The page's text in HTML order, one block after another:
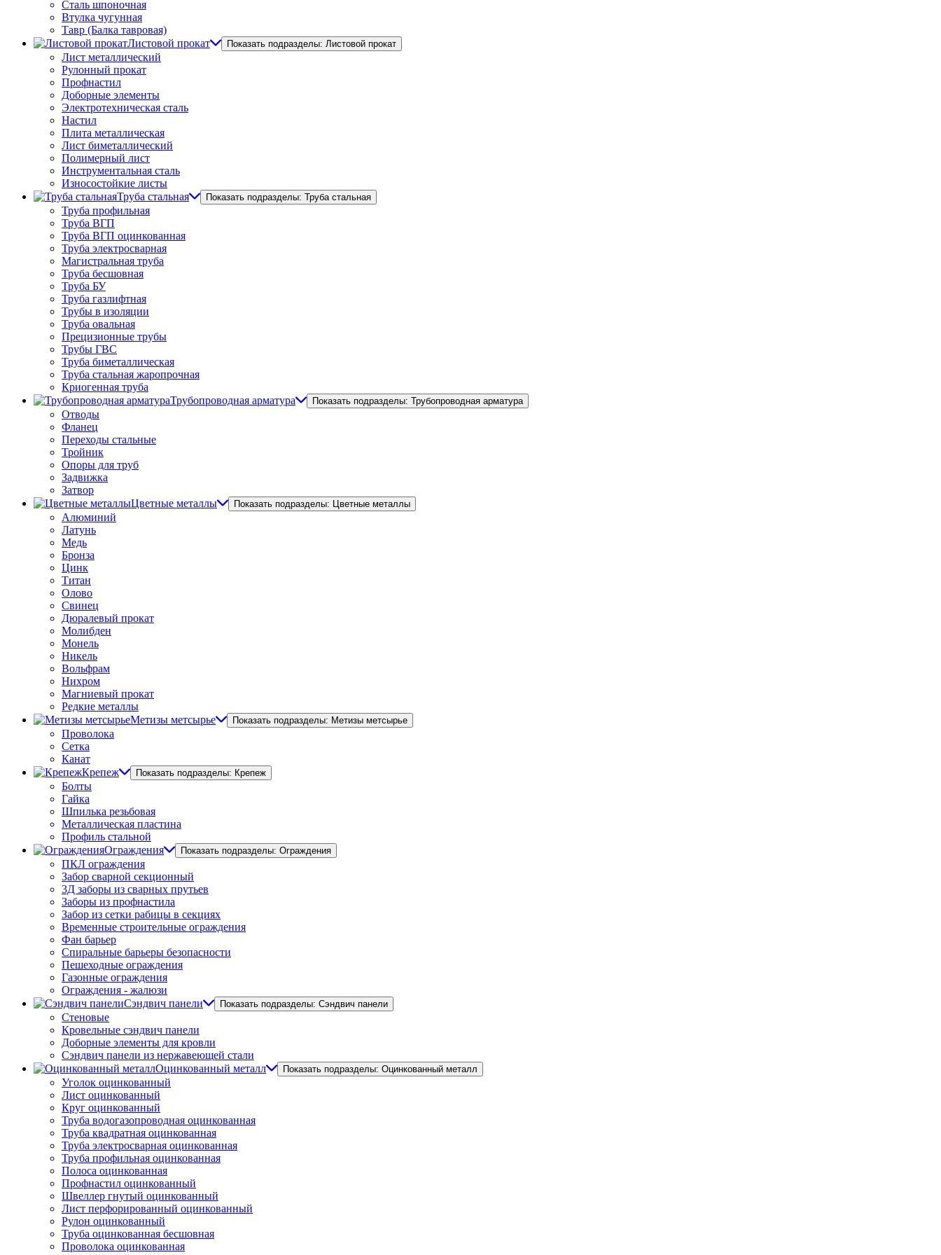
Сталь шпоночная
Втулка чугунная
Тавр (Балка тавровая)
Листовой прокат
Показать подразделы: Листовой прокат
Лист металлический
Рулонный прокат
Профнастил
Доборные элементы
Электротехническая сталь
Настил
Плита металлическая
Лист биметаллический
Полимерный лист
Инструментальная сталь
Износостойкие листы
Труба стальная
Показать подразделы: Труба стальная
Труба профильная
Труба ВГП
Труба ВГП оцинкованная
Труба электросварная
Магистральная труба
Труба бесшовная
Труба БУ
Труба газлифтная
Трубы в изоляции
Труба овальная
Прецизионные трубы
Трубы ГВС
Труба биметаллическая
Труба стальная жаропрочная
Криогенная труба
Трубопроводная арматура
Показать подразделы: Трубопроводная арматура
Отводы
Фланец
Переходы стальные
Тройник
Опоры для труб
Задвижка
Затвор
Цветные металлы
Показать подразделы: Цветные металлы
Алюминий
Латунь
Медь
Бронза
Цинк
Титан
Олово
Свинец
Дюралевый прокат
Молибден
Монель
Никель
Вольфрам
Нихром
Магниевый прокат
Редкие металлы
Метизы метсырье
Показать подразделы: Метизы метсырье
Проволока
Сетка
Канат
Крепеж
Показать подразделы: Крепеж
Болты
Гайка
Шпилька резьбовая
Металлическая пластина
Профиль стальной
Ограждения
Показать подразделы: Ограждения
ПКЛ ограждения
Забор сварной секционный
3Д заборы из сварных прутьев
Заборы из профнастила
Забор из сетки рабицы в секциях
Временные строительные ограждения
Фан барьер
Спиральные барьеры безопасности
Пешеходные ограждения
Газонные ограждения
Ограждения - жалюзи
Сэндвич панели
Показать подразделы: Сэндвич панели
Стеновые
Кровельные сэндвич панели
Доборные элементы для кровли
Сэндвич панели из нержавеющей стали
Оцинкованный металл
Показать подразделы: Оцинкованный металл
Уголок оцинкованный
Лист оцинкованный
Круг оцинкованный
Труба водогазопроводная оцинкованная
Труба квадратная оцинкованная
Труба электросварная оцинкованная
Труба профильная оцинкованная
Полоса оцинкованная
Профнастил оцинкованный
Швеллер гнутый оцинкованный
Лист перфорированный оцинкованный
Рулон оцинкованный
Труба оцинкованная бесшовная
Проволока оцинкованная